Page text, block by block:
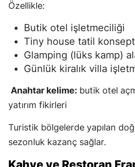
Özellikle:
Butik otel işletmeciliği
Tiny house tatil
Glamping (lüks kamp)
Günlük kiralık villa
Anahtar kelime: butik otel
yatırım fikirleri
Turistik bölgelerde yapılan
sezonluk kazanç sağlar.